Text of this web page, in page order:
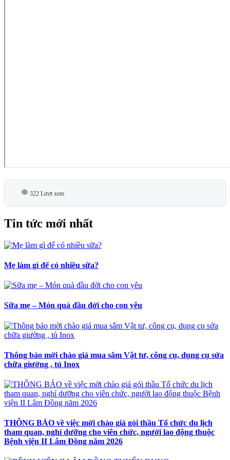
322 Lượt xem
Tin tức mới nhất
Mẹ làm gì để có nhiều sữa?
Sữa mẹ – Món quà đầu đời cho con yêu
Thông báo mời chào giá mua sắm Vật tư, công cụ, dụng cụ sửa
chữa giường , tủ Inox
THÔNG BÁO về việc mời chào giá gói thầu Tổ chức du lịch
tham quan, nghỉ dưỡng cho viên chức, người lao động thuộc
Bệnh viện II Lâm Đồng năm 2026